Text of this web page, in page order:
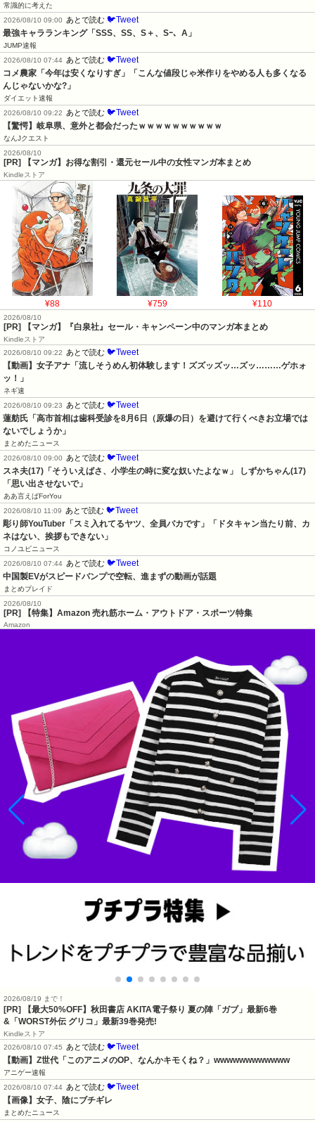
常識的に考えた
2026/08/10 09:00
あとで読む 🐦Tweet
最強キャラランキング「SSS、SS、S＋、Sｰ、A」
JUMP速報
2026/08/10 07:44 あとで読む 🐦Tweet
コメ農家「今年は安くなりすぎ」「こんな値段じゃ米作りをやめる人も多くなる
んじゃないかな?」
ダイエット速報
2026/08/10 09:22
あとで読む 🐦Tweet
【驚愕】岐阜県、意外と都会だったｗｗｗｗｗｗｗｗｗｗ
なんJクエスト
2026/08/10
[PR] 【マンガ】お得な割引・還元セール中の女性マンガ本まとめ
Kindleストア
¥88 ¥759 ¥110
2026/08/10
[PR] 【マンガ】『白泉社』セール・キャンペーン中のマンガ本まとめ
Kindleストア
2026/08/10 09:22
あとで読む 🐦Tweet
【動画】女子アナ「流しそうめん初体験します！ズズッズッ…ズッ………ゲホォ
ッ！」
ネギ速
2026/08/10 09:23
あとで読む 🐦Tweet
蓮舫氏「高市首相は歯科受診を8月6日（原爆の日）を避けて行くべきお立場では
ないでしょうか」
まとめたニュース
2026/08/10 09:00
あとで読む 🐦Tweet
スネ夫(17)「そういえばさ、小学生の時に変な奴いたよなｗ」 しずかちゃん(17)
「思い出させないで」
ああ言えばForYou
2026/08/10 11:09
あとで読む 🐦Tweet
彫り師YouTuber「スミ入れてるヤツ、全員バカです」「ドタキャン当たり前、カ
ネはない、挨拶もできない」
コノユビニュース
2026/08/10 07:44 あとで読む 🐦Tweet
中国製EVがスピードバンプで空転、進まずの動画が話題
まとめブレイド
2026/08/10
[PR] 【特集】Amazon 売れ筋ホーム・アウトドア・スポーツ特集
Amazon
2026/08/19 まで！
[PR] 【最大50%OFF】秋田書店 AKITA電子祭り 夏の陣「ガブ」最新6巻
&「WORST外伝 グリコ」最新39巻発売!
Kindleストア
2026/08/10 07:45
あとで読む 🐦Tweet
【動画】Z世代「このアニメのOP、なんかキモくね？」wwwwwwwwwwww
アニゲー速報
2026/08/10 07:44 あとで読む 🐦Tweet
【画像】女子、陰にブチギレ
まとめたニュース